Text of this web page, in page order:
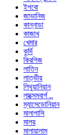
ইগবো
জাভানিজ
কান্নাডা
কাজাখ
খেমার
কুর্দি
কিরগিজ
লাতিন
লাত্ভীয়
লিথুয়ানিয়ান
লাক্সেমবার্গ ..
ম্যাসেডোনিয়ান
মালাগাসি
মালয়
মালায়ালাম